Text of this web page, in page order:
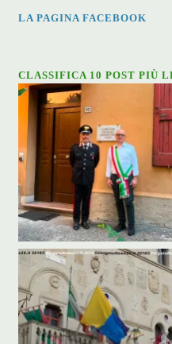
LA PAGINA FACEBOOK
CLASSIFICA 10 POST PIÙ